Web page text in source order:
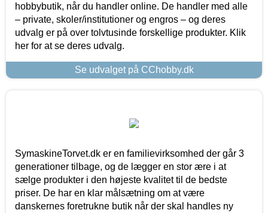
hobbybutik, når du handler online. De handler med alle
– private, skoler/institutioner og engros – og deres
udvalg er på over tolvtusinde forskellige produkter. Klik
her for at se deres udvalg.
Se udvalget på CChobby.dk
SymaskineTorvet.dk er en familievirksomhed der går 3
generationer tilbage, og de lægger en stor ære i at
sælge produkter i den højeste kvalitet til de bedste
priser. De har en klar målsætning om at være
danskernes foretrukne butik når der skal handles ny